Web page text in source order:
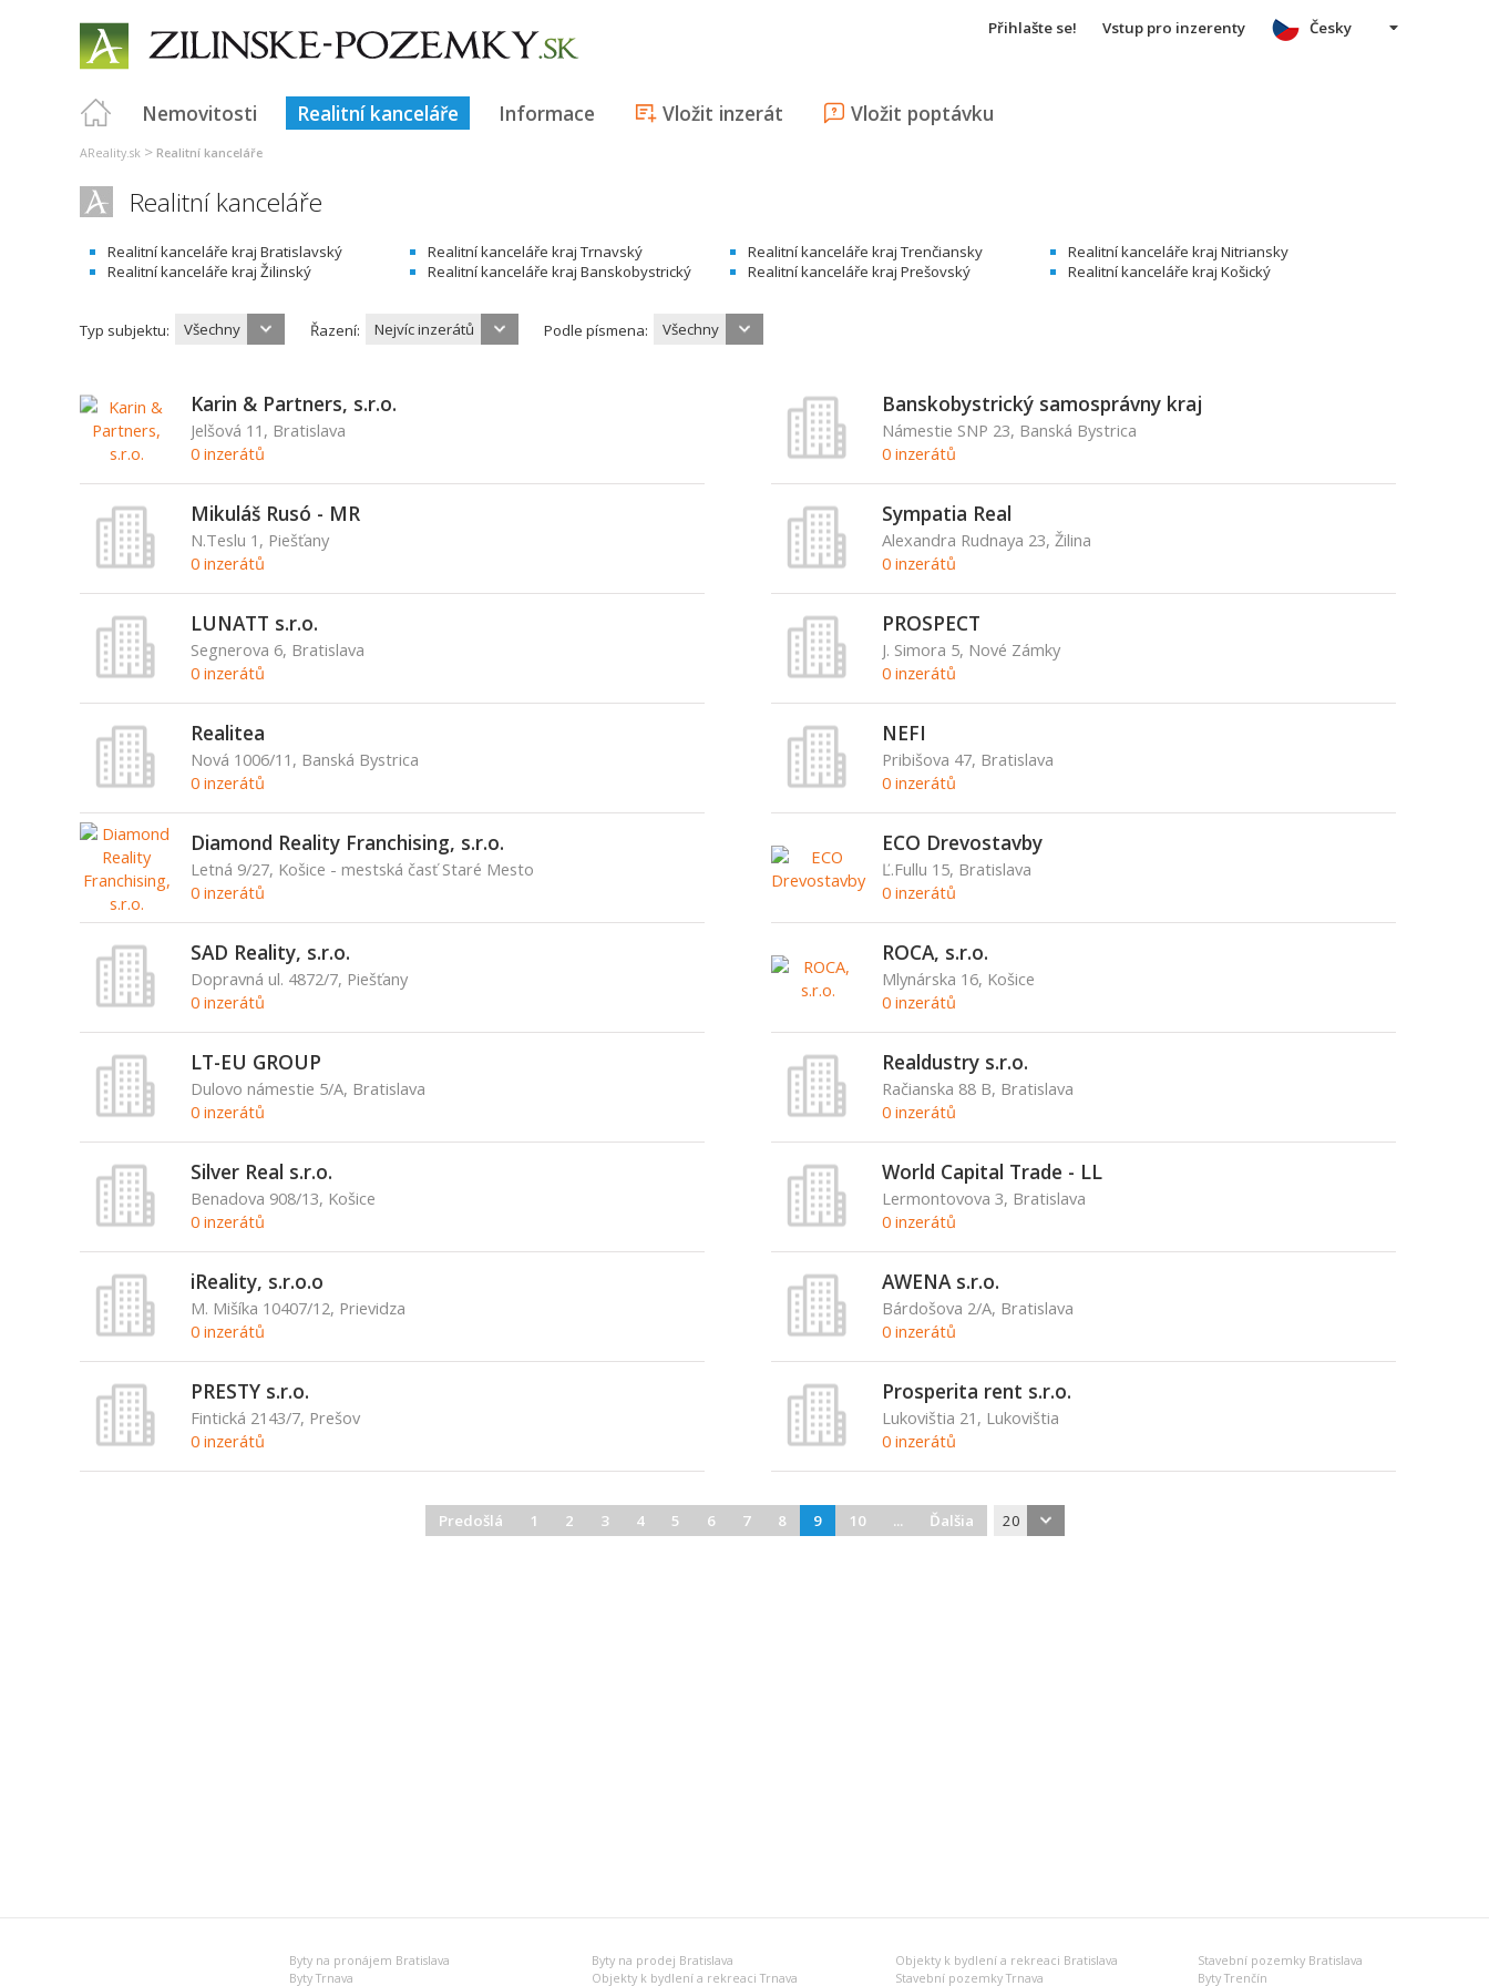
Přihlašte se! Vstup pro inzerenty
Nemovitosti Realitní kanceláře Informace Vložit inzerát Vložit poptávku
Česky
AReality.sk > Realitní kanceláře
Realitní kanceláře
Realitní kanceláře kraj Bratislavský Realitní kanceláře kraj Trnavský Realitní kanceláře kraj Trenčiansky
Realitní kanceláře kraj Nitriansky
Realitní kanceláře kraj Žilinský
Realitní kanceláře kraj Banskobystrický Realitní kanceláře kraj Prešovský Realitní kanceláře kraj Košický
Typ subjektu: Všechny Řazení: Nejvíc inzerátů Podle písmena: Všechny
Karin & Partners, s.r.o.
Jelšová 11, Bratislava
0 inzerátů
Banskobystrický samosprávny kraj
Námestie SNP 23, Banská Bystrica
0 inzerátů
Mikuláš Rusó - MR
N.Teslu 1, Piešťany
0 inzerátů
Sympatia Real
Alexandra Rudnaya 23, Žilina
0 inzerátů
LUNATT s.r.o.
Segnerova 6, Bratislava
0 inzerátů
PROSPECT
J. Simora 5, Nové Zámky
0 inzerátů
Realitea
Nová 1006/11, Banská Bystrica
0 inzerátů
NEFI
Pribišova 47, Bratislava
0 inzerátů
Diamond Reality Franchising, s.r.o.
Letná 9/27, Košice - mestská časť Staré Mesto
0 inzerátů
ECO Drevostavby
Ľ.Fullu 15, Bratislava
0 inzerátů
SAD Reality, s.r.o.
Dopravná ul. 4872/7, Piešťany
0 inzerátů
ROCA, s.r.o.
Mlynárska 16, Košice
0 inzerátů
LT-EU GROUP
Dulovo námestie 5/A, Bratislava
0 inzerátů
Realdustry s.r.o.
Račianska 88 B, Bratislava
0 inzerátů
Silver Real s.r.o.
Benadova 908/13, Košice
0 inzerátů
World Capital Trade - LL
Lermontovova 3, Bratislava
0 inzerátů
iReality, s.r.o.o
M. Mišíka 10407/12, Prievidza
0 inzerátů
AWENA s.r.o.
Bárdošova 2/A, Bratislava
0 inzerátů
PRESTY s.r.o.
Fintická 2143/7, Prešov
0 inzerátů
Prosperita rent s.r.o.
Lukovištia 21, Lukovištia
0 inzerátů
Predošlá 1 2 3 4 5 6 7 8 9 10 ... Ďalšia 20
Byty na pronájem Bratislava Byty na prodej Bratislava Objekty k bydlení a rekreaci Bratislava
Stavební pozemky Bratislava
Byty Trnava
Objekty k bydlení a rekreaci Trnava Stavební pozemky Trnava Byty Trenčín